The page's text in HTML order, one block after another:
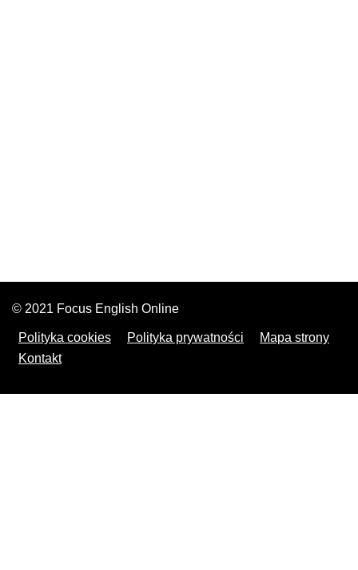
© 2021 Focus English Online
Polityka cookies Polityka prywatności
Mapa strony
Kontakt